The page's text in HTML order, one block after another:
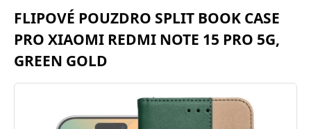
nacházíte:
FLIPOVÉ POUZDRO SPLIT BOOK CASE
PRO XIAOMI REDMI NOTE 15 PRO 5G,
GREEN GOLD